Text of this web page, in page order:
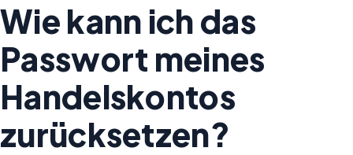
Wie kann ich das
Passwort meines
Handelskontos
zurücksetzen?